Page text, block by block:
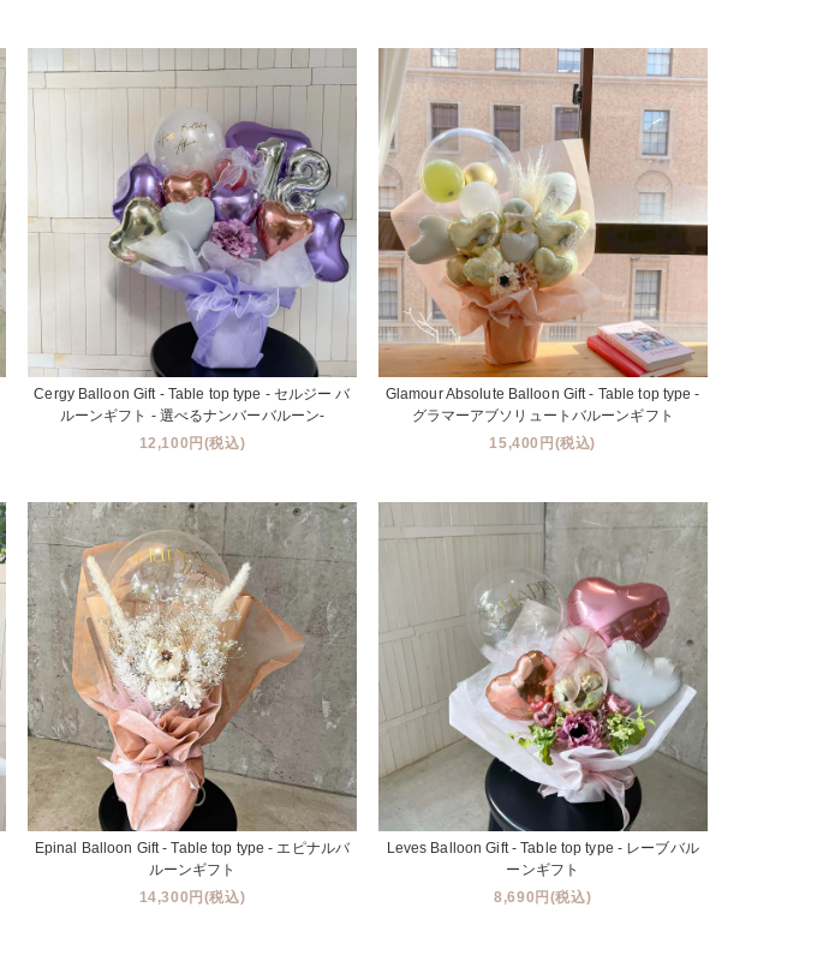
Cergy Balloon Gift - Table top type - セルジー バ
ルーンギフト - 選べるナンバーバルーン-
12,100円(税込)
Glamour Absolute Balloon Gift - Table top type -
グラマーアブソリュートバルーンギフト
15,400円(税込)
Epinal Balloon Gift - Table top type - エピナルバ
ルーンギフト
14,300円(税込)
Leves Balloon Gift - Table top type - レーブバル
ーンギフト
8,690円(税込)